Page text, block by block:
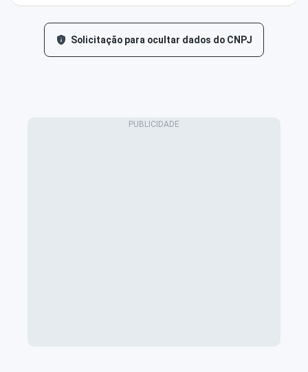
Solicitação para ocultar dados do CNPJ